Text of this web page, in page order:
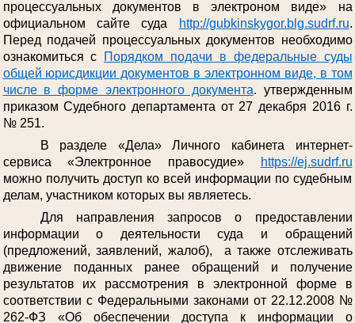
процессуальных документов в электроном виде» на
официальном сайте суда
http://gubkinskygor.blg.sudrf.ru.
Перед подачей процессуальных документов необходимо
ознакомиться с
Порядком подачи в федеральные суды
общей юрисдикции документов в электронном виде, в том
числе в форме электронного документа. утвержденным
приказом Судебного департамента от 27 декабря 2016 г.
№ 251.
В разделе «Дела» Личного кабинета интернет-
сервиса «Электронное правосудие»
https://ej.sudrf.ru
можно получить доступ ко всей информации по судебным
делам, участником которых вы являетесь.
Для направления запросов о предоставлении
информации о деятельности суда и обращений
(предложений, заявлений, жалоб), а также отслеживать
движение поданных ранее обращений и получение
результатов их рассмотрения в электронной форме в
соответствии с Федеральными законами от 22.12.2008 №
262-ФЗ «Об обеспечении доступа к информации о